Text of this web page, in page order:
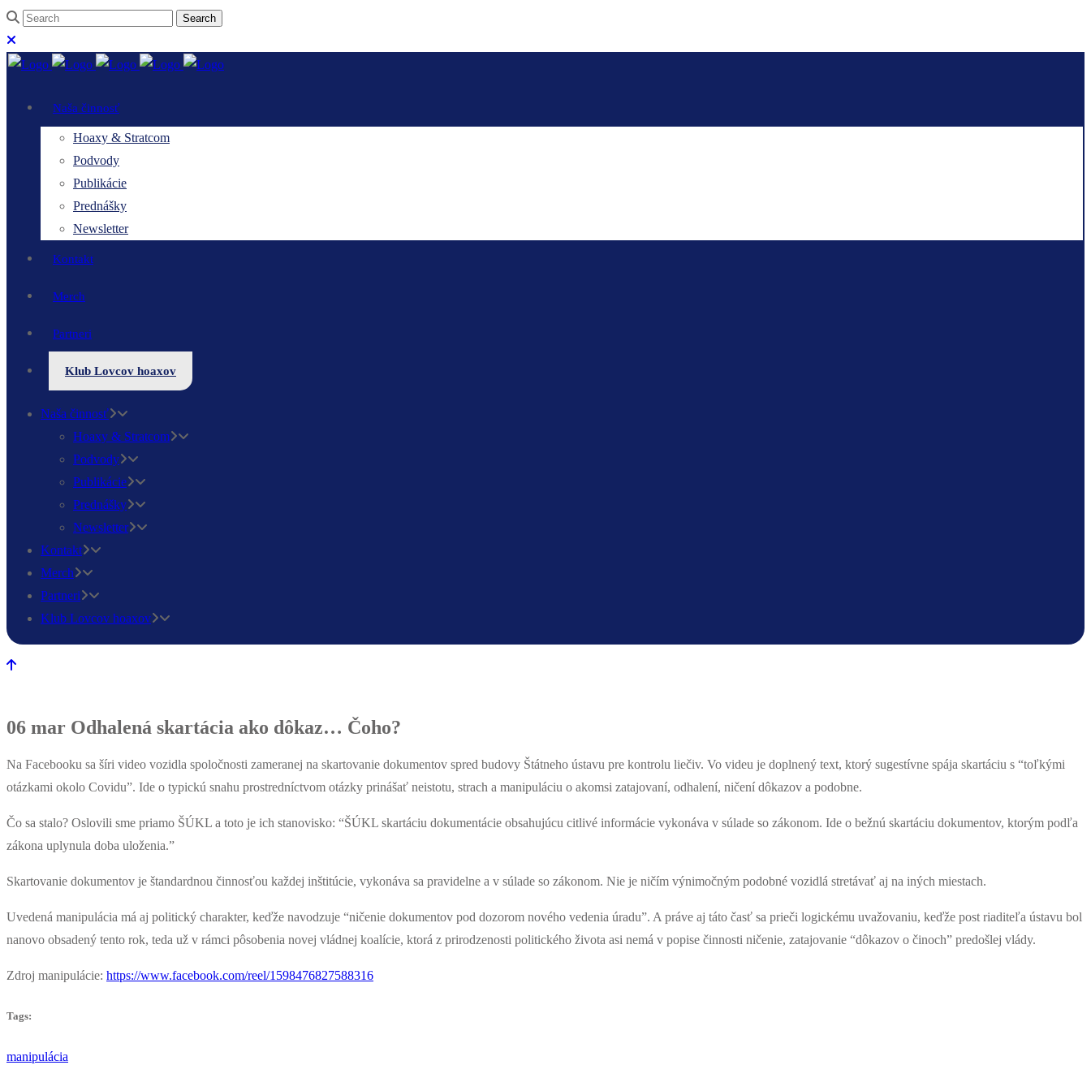
Naša činnosť
Hoaxy & Stratcom
Podvody
Publikácie
Prednášky
Newsletter
Kontakt
Merch
Partneri
Klub Lovcov hoaxov
Naša činnosť
Hoaxy & Stratcom
Podvody
Publikácie
Prednášky
Newsletter
Kontakt
Merch
Partneri
Klub Lovcov hoaxov
06 mar Odhalená skartácia ako dôkaz… Čoho?
Na Facebooku sa šíri video vozidla spoločnosti zameranej na skartovanie dokumentov spred budovy Štátneho ústavu pre kontrolu liečiv. Vo videu je doplnený text, ktorý sugestívne spája skartáciu s “toľkými
otázkami okolo Covidu”. Ide o typickú snahu prostredníctvom otázky prinášať neistotu, strach a manipuláciu o akomsi zatajovaní, odhalení, ničení dôkazov a podobne.
Čo sa stalo? Oslovili sme priamo ŠÚKL a toto je ich stanovisko: “ŠÚKL skartáciu dokumentácie obsahujúcu citlivé informácie vykonáva v súlade so zákonom. Ide o bežnú skartáciu dokumentov, ktorým podľa
zákona uplynula doba uloženia.”
Skartovanie dokumentov je štandardnou činnosťou každej inštitúcie, vykonáva sa pravidelne a v súlade so zákonom. Nie je ničím výnimočným podobné vozidlá stretávať aj na iných miestach.
Uvedená manipulácia má aj politický charakter, keďže navodzuje “ničenie dokumentov pod dozorom nového vedenia úradu”. A práve aj táto časť sa prieči logickému uvažovaniu, keďže post riaditeľa ústavu bol
nanovo obsadený tento rok, teda už v rámci pôsobenia novej vládnej koalície, ktorá z prirodzenosti politického života asi nemá v popise činnosti ničenie, zatajovanie “dôkazov o činoch” predošlej vlády.
Zdroj manipulácie: https://www.facebook.com/reel/1598476827588316
Tags:
manipulácia